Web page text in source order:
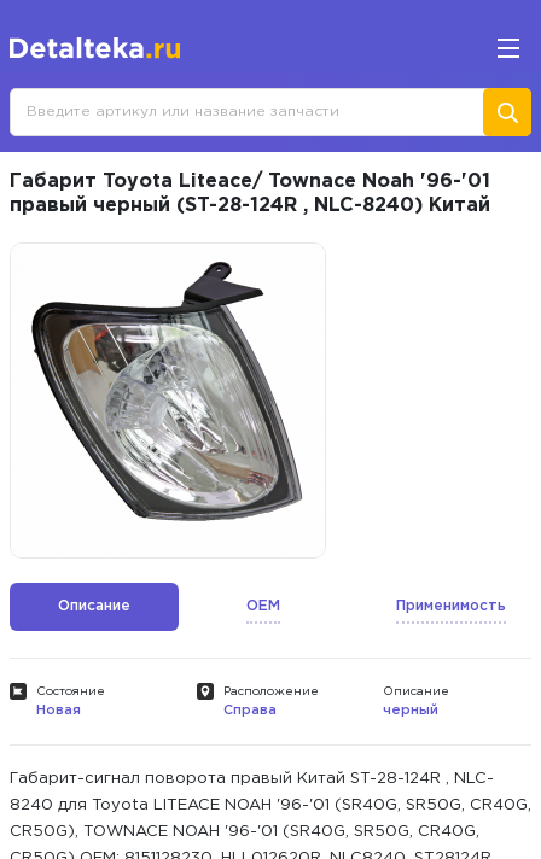
Габарит Toyota Liteace/ Townace Noah '96-'01
правый черный (ST-28-124R , NLC-8240) Китай
Описание OEM Применимость
Состояние
Новая
Расположение
Справа
Описание
черный
Габарит-сигнал поворота правый Китай ST-28-124R , NLC-
8240 для Toyota LITEACE NOAH '96-'01 (SR40G, SR50G, CR40G,
CR50G), TOWNACE NOAH '96-'01 (SR40G, SR50G, CR40G,